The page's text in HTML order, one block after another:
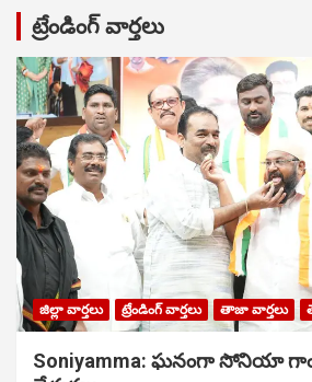
ట్రేండింగ్ వార్తలు
జిల్లా వార్తలు ట్రేండింగ్ వార్తలు తాజా వార్తలు
Soniyamma: ఘ‌నంగా సోనియా